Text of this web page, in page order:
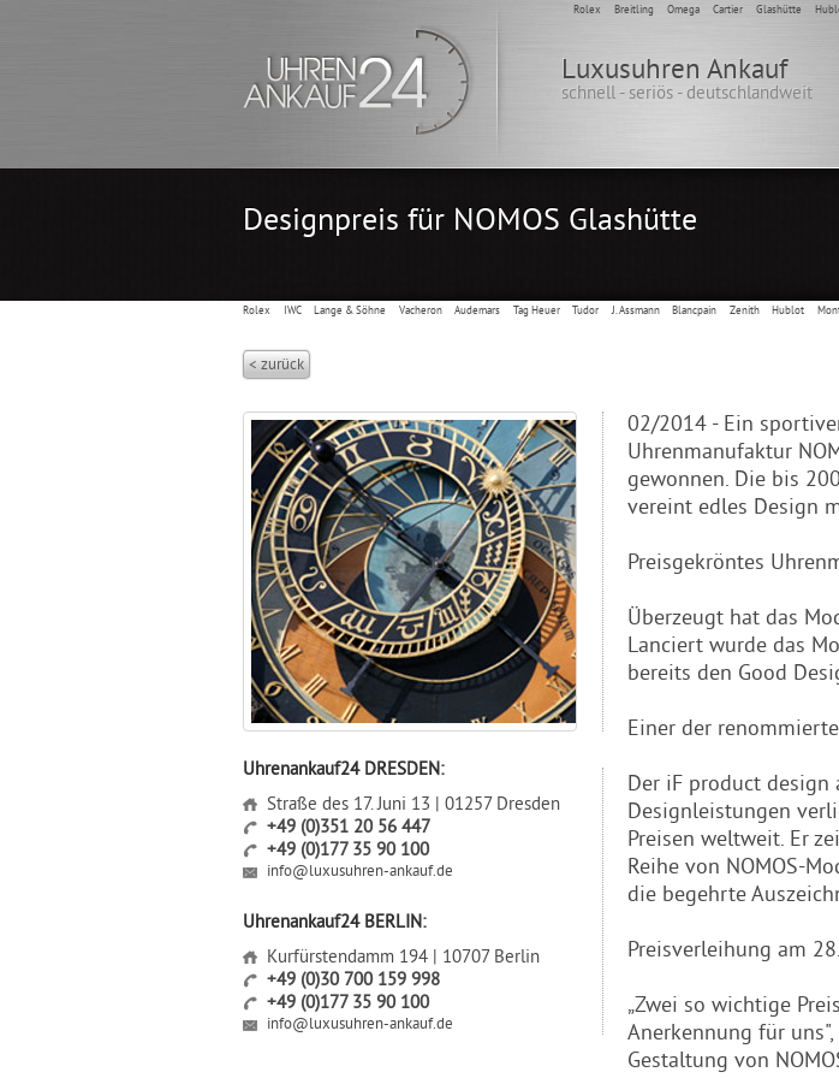
Rolex Breitling Omega Cartier Glashütte
Luxusuhren Ankauf
schnell - seriös - deutschlandweit
Designpreis für NOMOS Glashütte
Rolex IWC Lange & Söhne Vacheron Audemars Tag Heuer Tudor J. Assmann Blancpain Zenith Hublot
< zurück
Uhrenankauf24 DRESDEN:
Straße des 17. Juni 13 | 01257 Dresden
+49 (0)351 20 56 447
+49 (0)177 35 90 100
info@luxusuhren-ankauf.de
Uhrenankauf24 BERLIN:
Kurfürstendamm 194 | 10707 Berlin
+49 (0)30 700 159 998
+49 (0)177 35 90 100
info@luxusuhren-ankauf.de
02/2014 - Ein
Uhrenmanufaktur
gewonnen. Die bis
vereint edles Design
Preisgekröntes
Überzeugt hat das
Lanciert wurde das
bereits den Good
Einer der
Der iF product design
Designleistungen
Preisen weltweit. Er
Reihe von NOMOS-
die begehrte
Preisverleihung am
„Zwei so wichtige
Anerkennung für
Gestaltung von